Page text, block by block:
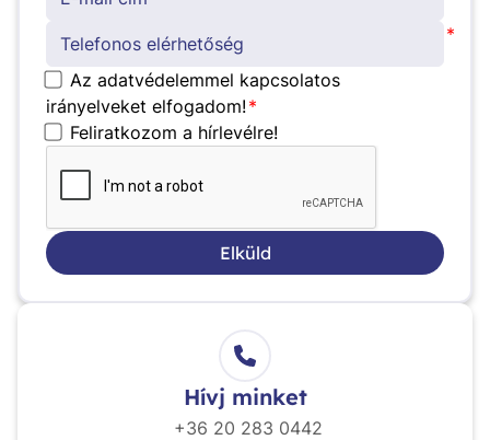
*
Az adatvédelemmel kapcsolatos
irányelveket elfogadom! *
Feliratkozom a hírlevélre!
Elküld
Hívj minket
+36 20 283 0442